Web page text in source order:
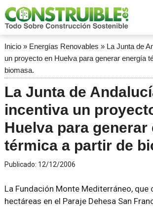
Inicio» Energías Renovables » La Junta de
un proyecto en Huelva para generar energía
biomasa.
La Junta de
incentiva un
Huelva para generar
térmica a partir de
Publicado: 12/12/2006
La Fundación Monte Mediterráneo, que
hectáreas en el Paraje Dehesa San